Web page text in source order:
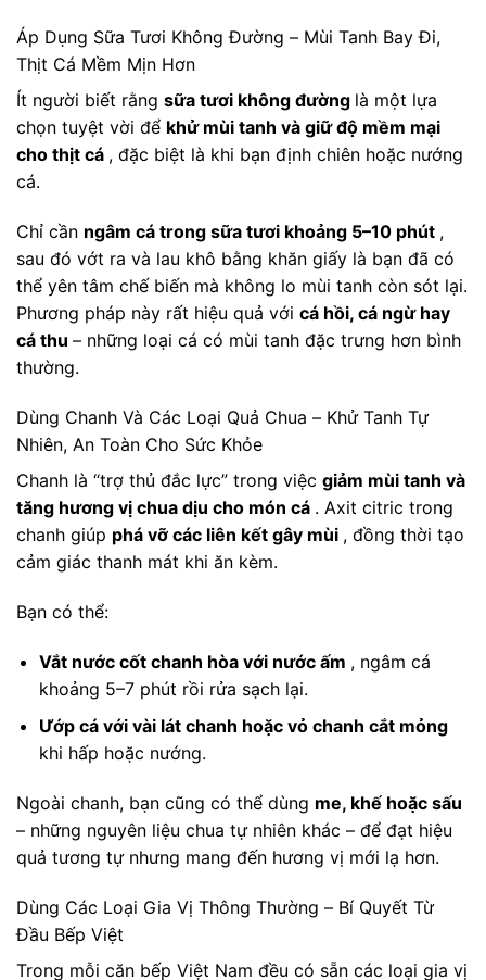
Áp Dụng Sữa Tươi Không Đường – Mùi Tanh Bay Đi,
Thịt Cá Mềm Mịn Hơn
Ít người biết rằng sữa tươi không đường là một lựa
chọn tuyệt vời để khử mùi tanh và giữ độ mềm mại
cho thịt cá , đặc biệt là khi bạn định chiên hoặc nướng
cá.
Chỉ cần ngâm cá trong sữa tươi khoảng 5–10 phút ,
sau đó vớt ra và lau khô bằng khăn giấy là bạn đã có
thể yên tâm chế biến mà không lo mùi tanh còn sót lại.
Phương pháp này rất hiệu quả với cá hồi, cá ngừ hay
cá thu – những loại cá có mùi tanh đặc trưng hơn bình
thường.
Dùng Chanh Và Các Loại Quả Chua – Khử Tanh Tự
Nhiên, An Toàn Cho Sức Khỏe
Chanh là “trợ thủ đắc lực” trong việc giảm mùi tanh và
tăng hương vị chua dịu cho món cá . Axit citric trong
chanh giúp phá vỡ các liên kết gây mùi , đồng thời tạo
cảm giác thanh mát khi ăn kèm.
Bạn có thể:
Vắt nước cốt chanh hòa với nước ấm , ngâm cá
khoảng 5–7 phút rồi rửa sạch lại.
Ướp cá với vài lát chanh hoặc vỏ chanh cắt mỏng
khi hấp hoặc nướng.
Ngoài chanh, bạn cũng có thể dùng me, khế hoặc sấu
– những nguyên liệu chua tự nhiên khác – để đạt hiệu
quả tương tự nhưng mang đến hương vị mới lạ hơn.
Dùng Các Loại Gia Vị Thông Thường – Bí Quyết Từ
Đầu Bếp Việt
Trong mỗi căn bếp Việt Nam đều có sẵn các loại gia vị